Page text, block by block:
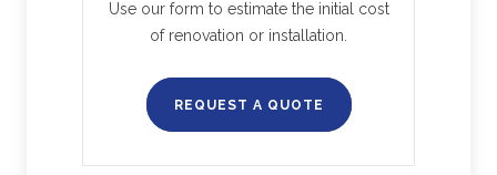
Use our form to estimate the initial cost
of renovation or installation.
REQUEST A QUOTE